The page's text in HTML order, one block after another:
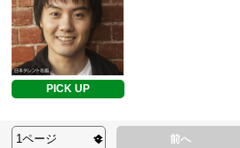
PICK UP
前へ